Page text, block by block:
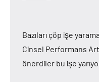
Bazıları çöp işe
Cinsel Performans
önerdiler bu işe